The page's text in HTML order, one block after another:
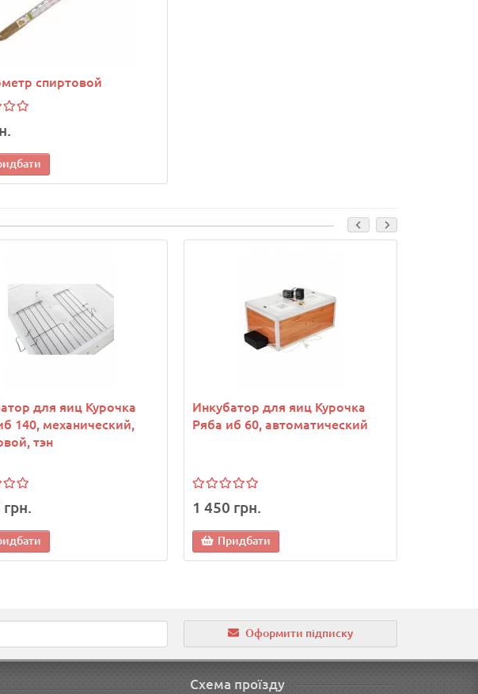
спиртовой
для яиц Курочка
140, механический,
тэн
грн.
Инкубатор для яиц Курочка
Ряба иб 60, автоматический
1 450 грн.
Придбати
Оформити підписку
Схема проїзду